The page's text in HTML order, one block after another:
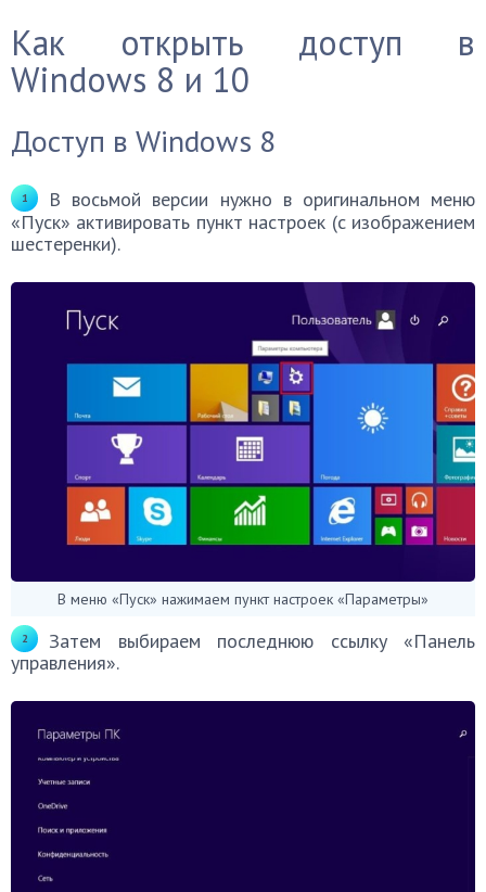
Как открыть доступ в
Windows 8 и 10
Доступ в Windows 8
В восьмой версии нужно в оригинальном меню
«Пуск» активировать пункт настроек (с изображением
шестеренки).
В меню «Пуск» нажимаем пункт настроек «Параметры»
Затем выбираем последнюю ссылку «Панель
управления».